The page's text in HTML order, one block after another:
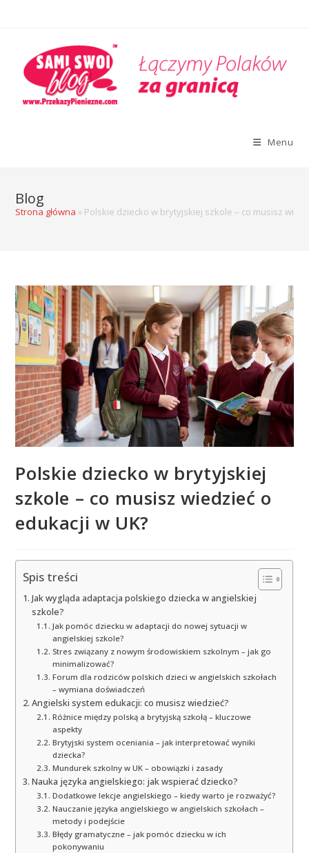
Menu
Blog
Strona główna » Polskie dziecko w brytyjskiej szkole – co musisz
Polskie dziecko w brytyjskiej
szkole – co musisz wiedzieć o
edukacji w UK?
Spis treści
Jak wygląda adaptacja polskiego dziecka w angielskiej
szkole?
Jak pomóc dziecku w adaptacji do nowej sytuacji w
angielskiej szkole?
Stres związany z nowym środowiskiem szkolnym – jak go
minimalizować?
Forum dla rodziców polskich dzieci w angielskich szkołach
– wymiana doświadczeń
Angielski system edukacji: co musisz wiedzieć?
Różnice między polską a brytyjską szkołą – kluczowe
aspekty
Brytyjski system oceniania – jak interpretować wyniki
dziecka?
Mundurek szkolny w UK – obowiązki i zasady
Nauka języka angielskiego: jak wspierać dziecko?
Dodatkowe lekcje angielskiego – kiedy warto je rozważyć?
Nauczanie języka angielskiego w angielskich szkołach –
metody i podejście
Błędy gramatyczne – jak pomóc dziecku w ich
pokonywaniu